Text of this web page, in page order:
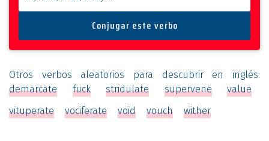
Otros verbos aleatorios para descubrir en inglés:
demarcate
fuck stridulate supervene
value
vituperate
vociferate void vouch wither